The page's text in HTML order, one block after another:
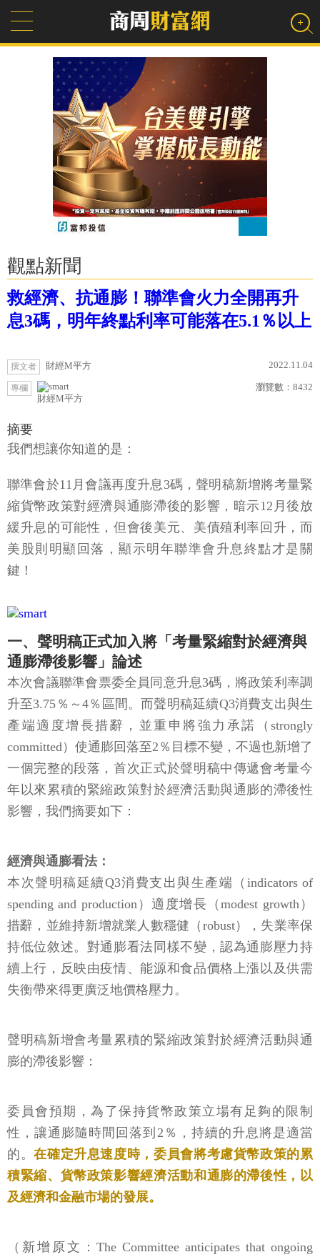
觀點新聞
救經濟、抗通膨！聯準會火力全開再升
息3碼，明年終點利率可能落在5.1％以上
撰文者 財經M平方 2022.11.04
專欄
財經M平方
瀏覽數： 8432
摘要
我們想讓你知道的是：
聯準會於11月會議再度升息3碼，聲明稿新增將考量緊
縮貨幣政策對經濟與通膨滯後的影響，暗示12月後放
緩升息的可能性，但會後美元、美債殖利率回升，而
美股則明顯回落，顯示明年聯準會升息終點才是關
鍵！
一、聲明稿正式加入將「考量緊縮對於經濟與
通膨滯後影響」論述
本次會議聯準會票委全員同意升息3碼，將政策利率調
升至3.75％～4％區間。而聲明稿延續Q3消費支出與生
產端適度增長措辭，並重申將強力承諾（strongly
committed）使通膨回落至2％目標不變，不過也新增了
一個完整的段落，首次正式於聲明稿中傳遞會考量今
年以來累積的緊縮政策對於經濟活動與通膨的滯後性
影響，我們摘要如下：
經濟與通膨看法：
本次聲明稿延續Q3消費支出與生產端（indicators of
spending and production）適度增長（modest growth）
措辭，並維持新增就業人數穩健（robust），失業率保
持低位敘述。對通膨看法同樣不變，認為通膨壓力持
續上行，反映由疫情、能源和食品價格上漲以及供需
失衡帶來得更廣泛地價格壓力。
聲明稿新增會考量累積的緊縮政策對於經濟活動與通
膨的滯後影響：
委員會預期，為了保持貨幣政策立場有足夠的限制
性，讓通膨隨時間回落到2％，持續的升息將是適當
的。在確定升息速度時，委員會將考慮貨幣政策的累
積緊縮、貨幣政策影響經濟活動和通膨的滯後性，以
及經濟和金融市場的發展。
（新增原文：The Committee anticipates that ongoing